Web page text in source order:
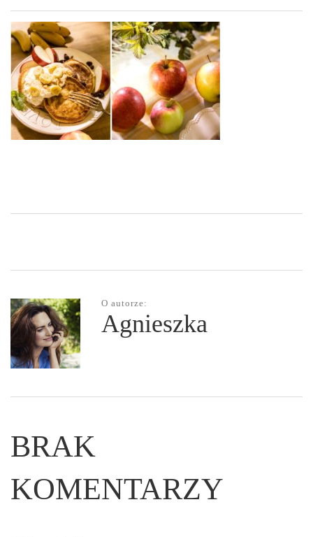
O autorze:
Agnieszka
BRAK
KOMENTARZY